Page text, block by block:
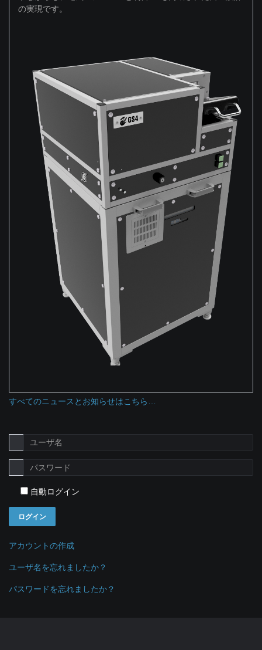
の実現です。
すべてのニュースとお知らせはこちら…
自動ログイン
ログイン
アカウントの作成
ユーザ名を忘れましたか？
パスワードを忘れましたか？